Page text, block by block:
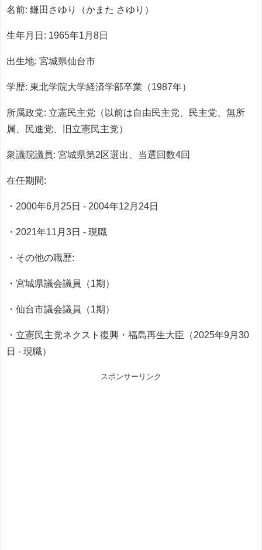
名前: 鎌田さゆり（かまた さゆり）
生年月日: 1965年1月8日
出生地: 宮城県仙台市
学歴: 東北学院大学経済学部卒業（1987年）
所属政党: 立憲民主党（以前は自由民主党、民主党、無所
属、民進党、旧立憲民主党）
衆議院議員: 宮城県第2区選出、当選回数4回
在任期間:
・2000年6月25日 - 2004年12月24日
・2021年11月3日 - 現職
・その他の職歴:
・宮城県議会議員（1期）
・仙台市議会議員（1期）
・立憲民主党ネクスト復興・福島再生大臣（2025年9月30
日 - 現職）
スポンサーリンク